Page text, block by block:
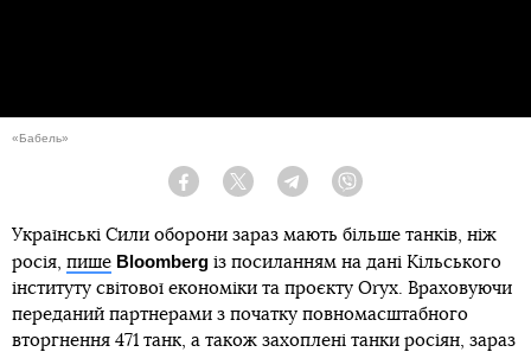
«Бабель»
Facebook Twitter Telegram
Українські Сили оборони зараз мають більше танків, ніж
росія, пише Bloomberg із посиланням на дані Кільського
інституту світової економіки та проєкту Oryx. Враховуючи
переданий партнерами з початку повномасштабного
вторгнення 471 танк, а також захоплені танки росіян, зараз